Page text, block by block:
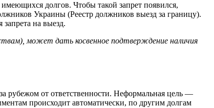
долгов. Чтобы такой запрет появился,
Украины (Реестр должников выезд за границу).
на выезд.
может дать косвенное подтверждение наличия
рубежом от ответственности. Неформальная цель —
происходит автоматически, по другим долгам